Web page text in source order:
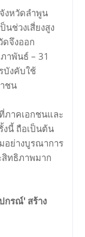
งหวัดลำพูน
นช่วงเสี่ยงสูง
ดจึงออก
าพันธ์ – 31
บังคับใช้
ชน
าคเอกชนและ
งนี้ ถือเป็นต้น
ย่างบูรณาการ
สิทธิภาพมาก
กรณ์' สร้าง